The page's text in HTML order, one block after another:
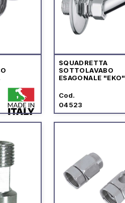
SQUADRETTA
SOTTOLAVABO
ESAGONALE "EKO"
Cod.
04523